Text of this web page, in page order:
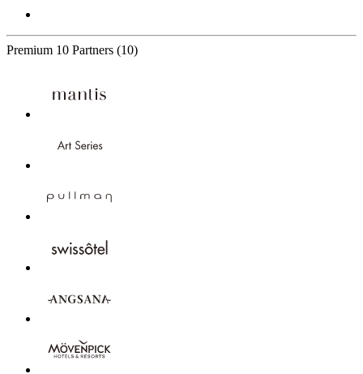
Premium 10 Partners (10)